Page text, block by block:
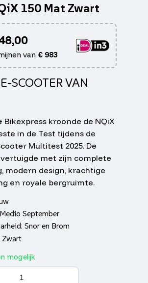
150 Mat Zwart
van €983
SCOOTER VAN
Bikexpress kroonde de NQiX
in de Test tijdens de
Multitest 2025. De
met zijn complete
modern design, krachtige
en royale bergruimte.
September
Snor en Brom
Zwart
mogelijk